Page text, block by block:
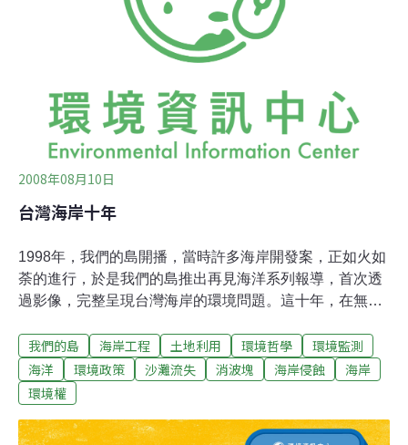
南海岸過去做過的許多突堤都已消失在大海裡」，錯誤的
施工只會讓海岸消失更快。許泰文目前積極與歐盟合作，
以了解在全球暖化的氣候變異下，對台灣海岸侵蝕的影
卻因超抽地下水等原因一直下陷，未來不僅海岸侵蝕，土
2008年08月10日
台灣海岸十年
1998年，我們的島開播，當時許多海岸開發案，正如火如
荼的進行，於是我們的島推出再見海洋系列報導，首次透
過影像，完整呈現台灣海岸的環境問題。這十年，在無數
返我們的島，希望回顧歷史，找出海岸的未來。拿著十年
前的紀錄，我們從淡水河口出發，環繞台灣海岸線一圈，
沿途觀察比對幾個因為海岸工程，而導致海岸地形與生態
變遷的故事。 首先來到淡水河出海口的南岸八里，很多人
會來八里吹海風、喝咖啡、騎腳踏車，但是較少人會注意
我們的島 海岸工程 土地利用 環境哲學
環境監測
海洋
環境政策 沙灘流失 消波塊 海岸侵蝕
海岸
環境權